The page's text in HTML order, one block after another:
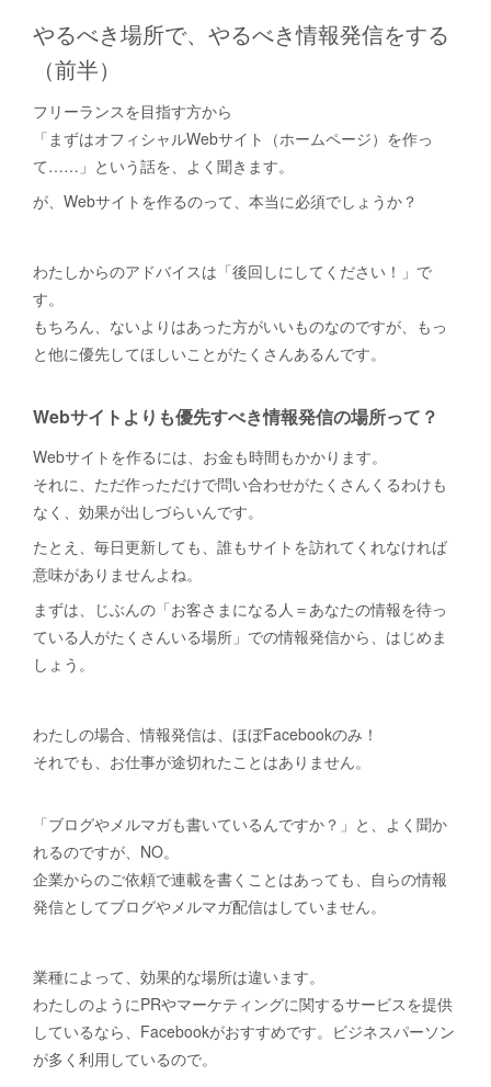
やるべき場所で、やるべき情報発信をする
（前半）
フリーランスを目指す方から
「まずはオフィシャルWebサイト（ホームページ）を作っ
て……」という話を、よく聞きます。
が、Webサイトを作るのって、本当に必須でしょうか？
わたしからのアドバイスは「後回しにしてください！」で
す。
もちろん、ないよりはあった方がいいものなのですが、もっ
と他に優先してほしいことがたくさんあるんです。
Webサイトよりも優先すべき情報発信の場所って？
Webサイトを作るには、お金も時間もかかります。
それに、ただ作っただけで問い合わせがたくさんくるわけも
なく、効果が出しづらいんです。
たとえ、毎日更新しても、誰もサイトを訪れてくれなければ
意味がありませんよね。
まずは、じぶんの「お客さまになる人＝あなたの情報を待っ
ている人がたくさんいる場所」での情報発信から、はじめま
しょう。
わたしの場合、情報発信は、ほぼFacebookのみ！
それでも、お仕事が途切れたことはありません。
「ブログやメルマガも書いているんですか？」と、よく聞か
れるのですが、NO。
企業からのご依頼で連載を書くことはあっても、自らの情報
発信としてブログやメルマガ配信はしていません。
業種によって、効果的な場所は違います。
わたしのようにPRやマーケティングに関するサービスを提供
しているなら、Facebookがおすすめです。ビジネスパーソン
が多く利用しているので。